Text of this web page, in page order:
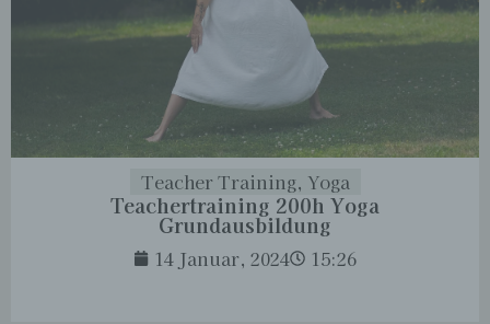
Teacher Training, Yoga
Teachertraining 200h Yoga
Grundausbildung
14 Januar, 2024 15:26